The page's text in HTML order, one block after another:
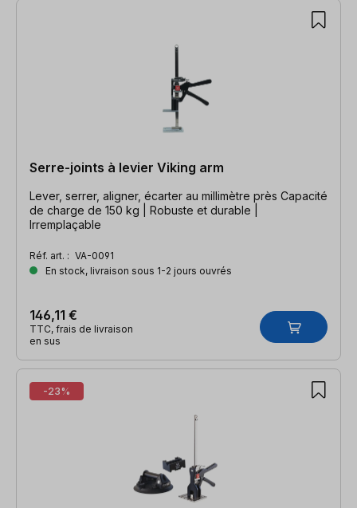
Serre-joints à levier Viking arm
Lever, serrer, aligner, écarter au millimètre près Capacité
de charge de 150 kg | Robuste et durable |
Irremplaçable
Réf. art. : VA-0091
En stock, livraison sous 1-2 jours ouvrés
146,11 €
TTC, frais de livraison
en sus
-23%